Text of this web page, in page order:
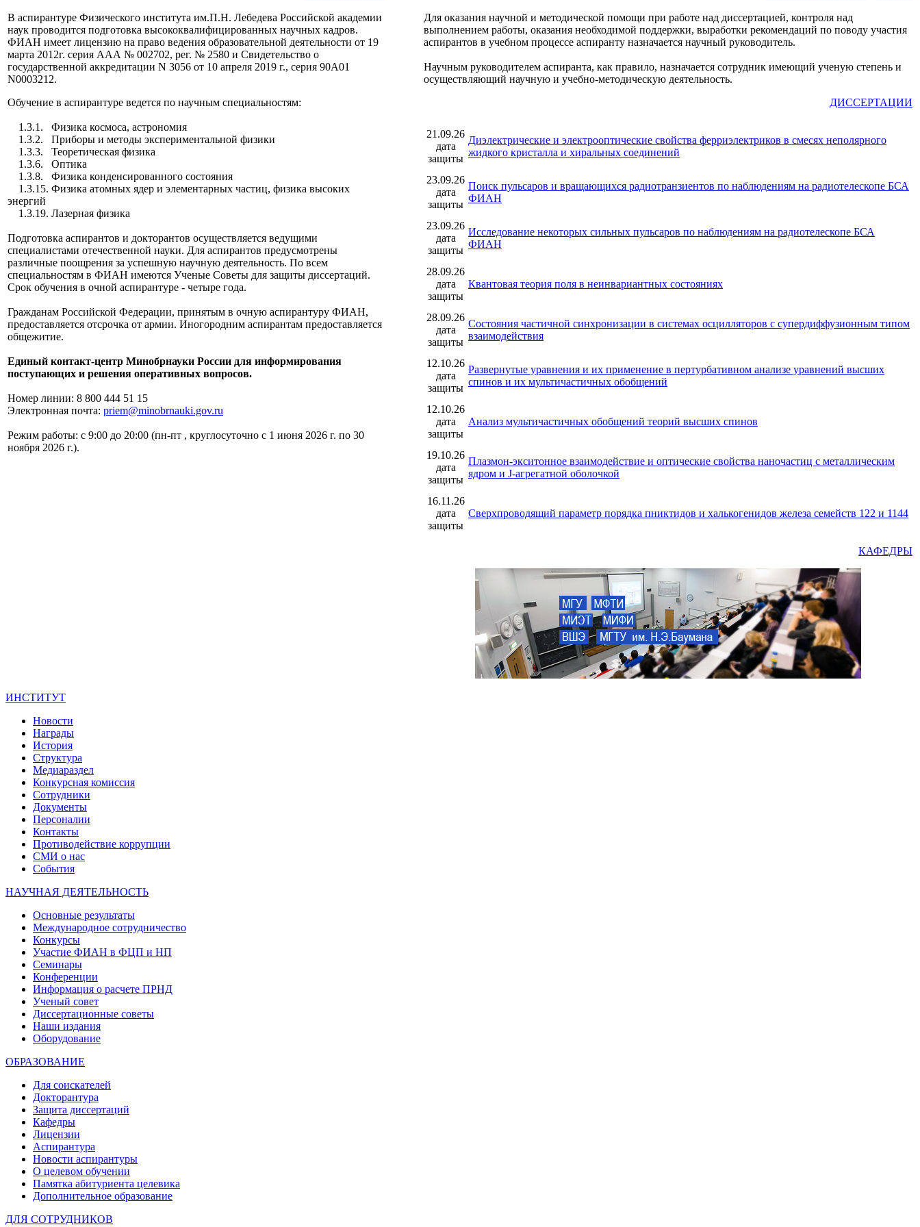
В аспирантуре Физического института им.П.Н. Лебедева Российской академии
наук проводится подготовка высококвалифицированных научных кадров.
ФИАН имеет лицензию на право ведения образовательной деятельности от 19
марта 2012г. серия ААА № 002702, рег. № 2580 и Свидетельство о
государственной аккредитации N 3056 от 10 апреля 2019 г., серия 90А01
N0003212.
Обучение в аспирантуре ведется по научным специальностям:
1.3.1. Физика космоса, астрономия
1.3.2. Приборы и методы экспериментальной физики
1.3.3. Теоретическая физика
1.3.6. Оптика
1.3.8. Физика конденсированного состояния
1.3.15. Физика атомных ядер и элементарных частиц, физика высоких
энергий
1.3.19. Лазерная физика
Подготовка аспирантов и докторантов осуществляется ведущими
специалистами отечественной науки. Для аспирантов предусмотрены
различные поощрения за успешную научную деятельность. По всем
специальностям в ФИАН имеются Ученые Советы для защиты диссертаций.
Срок обучения в очной аспирантуре - четыре года.
Гражданам Российской Федерации, принятым в очную аспирантуру ФИАН,
предоставляется отсрочка от армии. Иногородним аспирантам предоставляется
общежитие.
Единый контакт-центр Минобрнауки России для информирования
поступающих и решения оперативных вопросов.
Номер линии: 8 800 444 51 15
Электронная почта: priem@minobrnauki.gov.ru
Режим работы: с 9:00 до 20:00 (пн-пт , круглосуточно с 1 июня 2026 г. по 30
ноября 2026 г.).
Для оказания научной и методической помощи при работе над диссертацией, контроля над
выполнением работы, оказания необходимой поддержки, выработки рекомендаций по поводу участия
аспирантов в учебном процессе аспиранту назначается научный руководитель.
Научным руководителем аспиранта, как правило, назначается сотрудник имеющий ученую степень и
осуществляющий научную и учебно-методическую деятельность.
ДИССЕРТАЦИИ
21.09.26
дата
защиты
Диэлектрические и электрооптические свойства ферриэлектриков в смесях неполярного
жидкого кристалла и хиральных соединений
23.09.26
дата
защиты
Поиск пульсаров и вращающихся радиотранзиентов по наблюдениям на радиотелескопе БСА
ФИАН
23.09.26
дата
защиты
Исследование некоторых сильных пульсаров по наблюдениям на радиотелескопе БСА
ФИАН
28.09.26
дата
защиты
Квантовая теория поля в неинвариантных состояниях
28.09.26
дата
защиты
Состояния частичной синхронизации в системах осцилляторов с супердиффузионным типом
взаимодействия
12.10.26
дата
защиты
Развернутые уравнения и их применение в пертурбативном анализе уравнений высших
спинов и их мультичастичных обобщений
12.10.26
дата
защиты
Анализ мультичастичных обобщений теорий высших спинов
19.10.26
дата
защиты
Плазмон-экситонное взаимодействие и оптические свойства наночастиц с металлическим
ядром и J-агрегатной оболочкой
16.11.26
дата
защиты
Сверхпроводящий параметр порядка пниктидов и халькогенидов железа семейств 122 и 1144
КАФЕДРЫ
ИНСТИТУТ
Новости
Награды
История
Структура
Медиараздел
Конкурсная комиссия
Сотрудники
Документы
Персоналии
Контакты
Противодействие коррупции
СМИ о нас
События
НАУЧНАЯ ДЕЯТЕЛЬНОСТЬ
Основные результаты
Международное сотрудничество
Конкурсы
Участие ФИАН в ФЦП и НП
Семинары
Конференции
Информация о расчете ПРНД
Ученый совет
Диссертационные советы
Наши издания
Оборудование
ОБРАЗОВАНИЕ
Для соискателей
Докторантура
Защита диссертаций
Кафедры
Лицензии
Аспирантура
Новости аспирантуры
О целевом обучении
Памятка абитуриента целевика
Дополнительное образование
ДЛЯ СОТРУДНИКОВ